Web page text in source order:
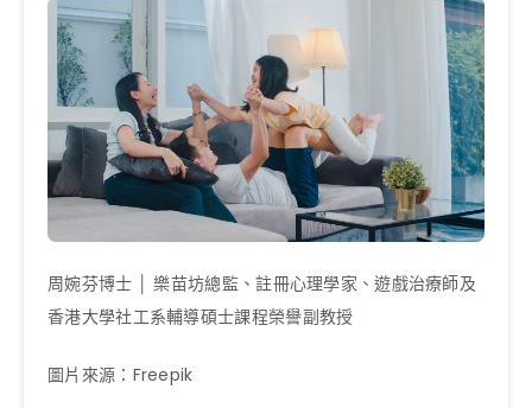
周婉芬博士 │ 樂苗坊總監、註冊心理學家、遊戲治療師及
香港大學社工系輔導碩士課程榮譽副教授
圖片來源：Freepik